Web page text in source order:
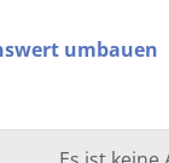
umbauen